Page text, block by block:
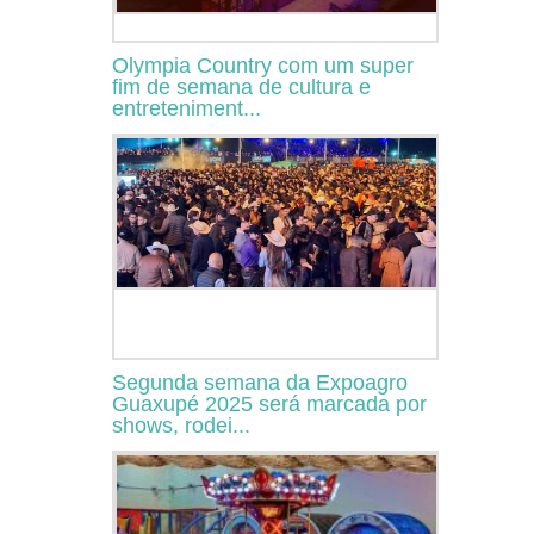
Olympia Country com um super
fim de semana de cultura e
entreteniment...
Segunda semana da Expoagro
Guaxupé 2025 será marcada por
shows, rodei...